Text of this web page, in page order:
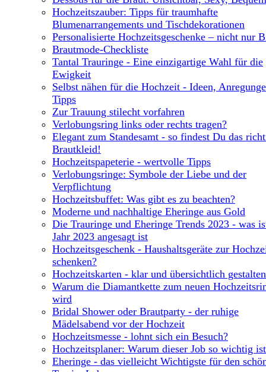
Hochzeitszauber: Tipps für traumhafte
Blumenarrangements und Tischdekorationen
Personalisierte Hochzeitsgeschenke – nicht nur
Brautmode-Checkliste
Tantal Trauringe - Eine einzigartige Wahl für die
Ewigkeit
Selbst nähen für die Hochzeit - Ideen,
Tipps
Zur Trauung stilecht vorfahren
Verlobungsring links oder rechts tragen?
Elegant zum Standesamt - so findest Du das
Brautkleid!
Hochzeitspapeterie - wertvolle Tipps
Verlobungsringe: Symbole der Liebe und der
Verpflichtung
Hochzeitsbuffet: Was gibt es zu beachten?
Moderne und nachhaltige Eheringe aus Gold
Die Trauringe und Eheringe Trends 2023 - was
Jahr 2023 angesagt ist
Hochzeitsgeschenk - Haushaltsgeräte zur
schenken?
Hochzeitskarten - klar und übersichtlich gestalten
Warum die Diamantkette zum neuen
wird
Bridal Shower oder Brautparty - der ruhige
Mädelsabend vor der Hochzeit
Hochzeitsmesse - lohnt sich ein Besuch?
Hochzeitsplaner: Warum dieser Job so wichtig ist
Eheringe - das vielleicht Wichtigste für den